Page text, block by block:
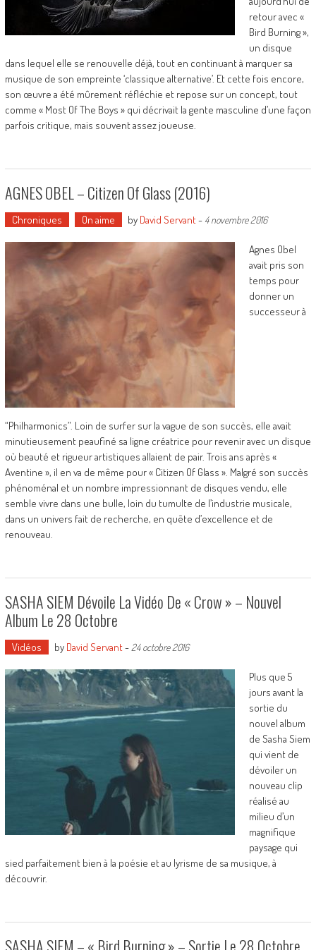
retour avec «
Bird Burning »,
un disque
dans lequel elle se renouvelle déjà, tout en continuant à marquer sa
musique de son empreinte ‘classique alternative’. Et cette fois encore,
son œuvre a été mûrement réfléchie et repose sur un concept, tout
comme « Most Of The Boys » qui décrivait la gente masculine d’une façon
parfois critique, mais souvent assez joueuse.
AGNES OBEL – Citizen Of Glass (2016)
Chroniques On aime by David Servant- 4 novembre 2016
Agnes Obel
avait pris son
temps pour
donner un
successeur à
“Philharmonics”. Loin de surfer sur la vague de son succès, elle avait
minutieusement peaufiné sa ligne créatrice pour revenir avec un disque
où beauté et rigueur artistiques allaient de pair. Trois ans après «
Aventine », il en va de même pour « Citizen Of Glass ». Malgré son succès
phénoménal et un nombre impressionnant de disques vendu, elle
semble vivre dans une bulle, loin du tumulte de l’industrie musicale,
dans un univers fait de recherche, en quête d’excellence et de
renouveau.
SASHA SIEM Dévoile La Vidéo De « Crow » – Nouvel
Album Le 28 Octobre
Vidéos by David Servant- 24 octobre 2016
Plus que 5
jours avant la
sortie du
nouvel album
de Sasha Siem
qui vient de
dévoiler un
nouveau clip
réalisé au
milieu d’un
magnifique
paysage qui
sied parfaitement bien à la poésie et au lyrisme de sa musique, à
découvrir.